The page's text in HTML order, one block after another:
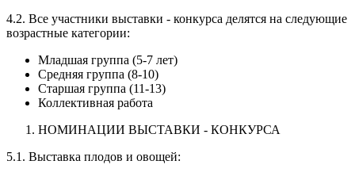
4.2. Все участники выставки - конкурса делятся на следующие
возрастные категории:
Младшая группа (5-7 лет)
Средняя группа (8-10)
Старшая группа (11-13)
Коллективная работа
НОМИНАЦИИ ВЫСТАВКИ - КОНКУРСА
5.1. Выставка плодов и овощей: